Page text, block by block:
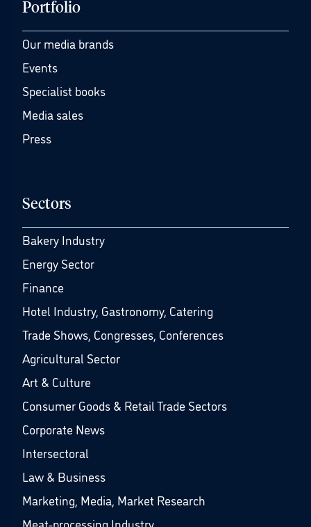
Portfolio
Our media brands
Events
Specialist books
Media sales
Press
Sectors
Bakery Industry
Energy Sector
Finance
Hotel Industry, Gastronomy, Catering
Trade Shows, Congresses, Conferences
Agricultural Sector
Art & Culture
Consumer Goods & Retail Trade Sectors
Corporate News
Intersectoral
Law & Business
Marketing, Media, Market Research
Meat-processing Industry